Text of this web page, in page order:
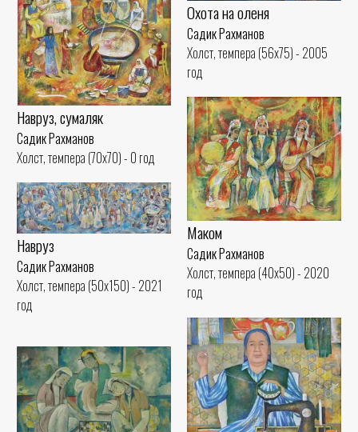
Охота на оленя
Садик Рахманов
Холст, темпера (56x75) - 2005
год
Навруз, сумаляк
Садик Рахманов
Холст, темпера (70x70) - 0 год
Маком
Садик Рахманов
Холст, темпера (40x50) - 2020
год
Навруз
Садик Рахманов
Холст, темпера (50x150) - 2021
год